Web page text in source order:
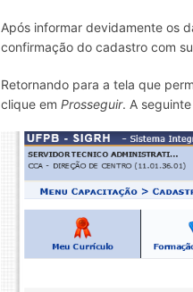
Após informar devidamente os
confirmação do cadastro com
Retornando para a tela que
clique emProsseguir. A